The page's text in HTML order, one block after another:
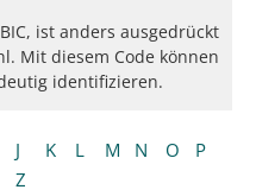
J K L M N O
P
Z
ist anders ausgedrückt
Mit diesem Code können
identifizieren.